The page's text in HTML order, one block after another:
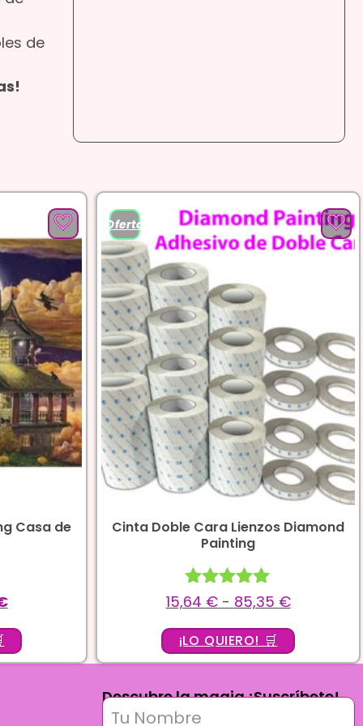
de
Casa de
¡Oferta!
Cinta Doble Cara Lienzos Diamond
Painting
Valorado
5.00
de 5
15,64 € - 85,35 €
¡LO QUIERO! 🛒
Descubre la magia ¡Suscríbete!